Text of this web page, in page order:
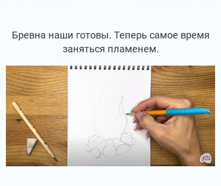
Бревна наши готовы. Теперь самое время
заняться пламенем.